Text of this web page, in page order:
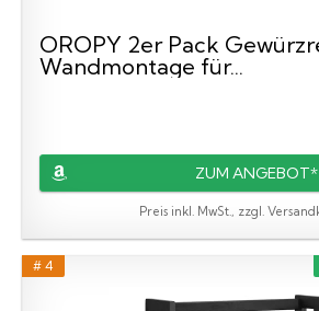
OROPY 2er Pack
Wandmontage für...
ZUM ANGEBOT*
Preis inkl. MwSt., zzgl.
# 4